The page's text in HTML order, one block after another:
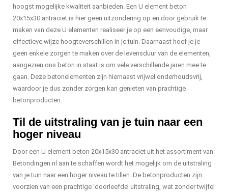
hoogst mogelijke kwaliteit aanbieden. Een U element beton
20x15x30 antraciet is hier geen uitzondering op en door gebruik te
maken van deze U elementen realiseer je op een eenvoudige, maar
effectieve wijze hoogteverschillen in je tuin. Daarnaast hoef je je
geen enkele zorgen te maken over de levensduur van de elementen,
aangezien ons beton in staat is om vele verschillende jaren mee te
gaan. Deze betonelementen zijn hiernaast vrijwel onderhoudsvrij,
waardoor je dus zonder zorgen kan genieten van prachtige
betonproducten.
Til de uitstraling van je tuin naar een
hoger niveau
Door een U element beton 20x15x30 antraciet uit het assortiment van
Betondingen.nl aan te schaffen wordt het mogelijk om de uitstraling
van je tuin naar een hoger niveau te tillen. De betonproducten zijn
voorzien van een prachtige ‘doorleefde’ uitstraling, wat zonder twijfel